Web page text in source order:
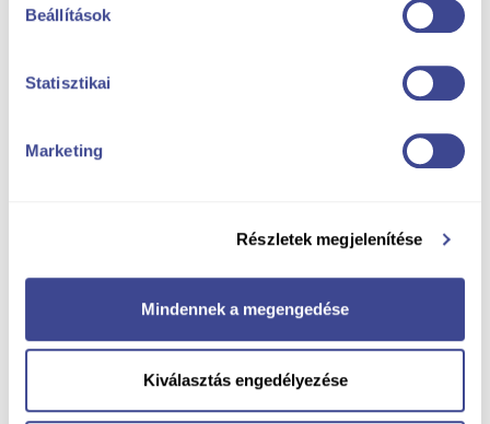
Beállítások
Statisztikai
Marketing
Részletek megjelenítése
Mindennek a megengedése
Kiválasztás engedélyezése
Solicită o ofertă